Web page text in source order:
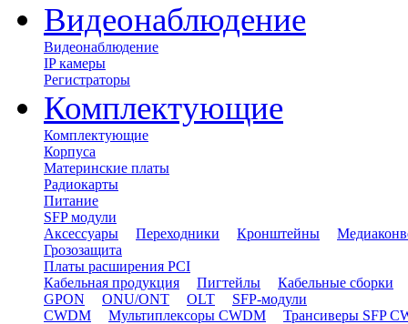
Видеонаблюдение
Видеонаблюдение
IP камеры
Регистраторы
Комплектующие
Комплектующие
Корпуса
Материнские платы
Радиокарты
Питание
SFP модули
Аксессуары
Переходники Кронштейны
Грозозащита
Платы расширения PCI
Кабельная продукция
Пигтейлы
Кабельные сборки
GPON
ONU/ONT OLT
SFP-модули
CWDM
Мультиплексоры CWDM Трансиверы SFP